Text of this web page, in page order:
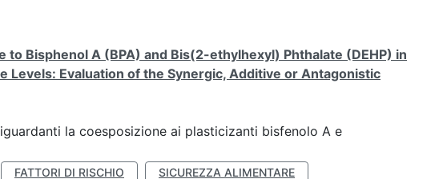
Bisphenol A (BPA) and Bis(2-ethylhexyl) Phthalate (DEHP) in
Levels: Evaluation of the Synergic, Additive or Antagonistic
la coesposizione ai plasticizanti bisfenolo A e
FATTORI DI RISCHIO
SICUREZZA ALIMENTARE